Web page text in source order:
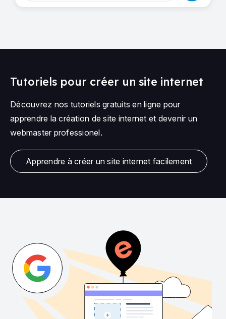
Tutoriels pour créer un site internet
Découvrez nos tutoriels gratuits en ligne pour
apprendre la création de site internet et devenir un
webmaster professionel.
Apprendre à créer un site internet facilement